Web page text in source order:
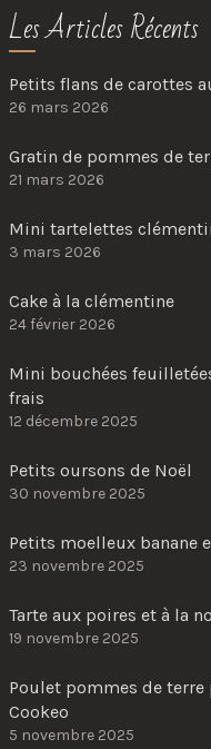
Les Articles Récents
Petits flans de carottes
26 mars 2026
Gratin de pommes de
21 mars 2026
Mini tartelettes
3 mars 2026
Cake à la clémentine
24 février 2026
Mini bouchées
frais
12 décembre 2025
Petits oursons de Noël
30 novembre 2025
Petits moelleux banane
23 novembre 2025
Tarte aux poires et à la
19 novembre 2025
Poulet pommes de
Cookeo
5 novembre 2025